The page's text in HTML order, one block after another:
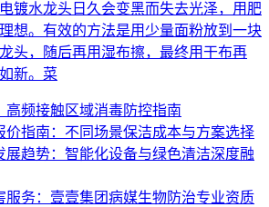
镀水龙头日久会变黑而失去光泽，用肥
想。有效的方法是用少量面粉放到一块
头，随后再用湿布擦，最终用干布再
新。菜
高频接触区域消毒防控指南
价指南：不同场景保洁成本与方案选择
展趋势：智能化设备与绿色清洁深度融
服务：壹壹集团病媒生物防治专业资质